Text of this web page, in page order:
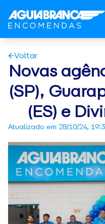
Voltar
Novas
(SP),
(ES) e
Atualizado em 28/10/24,